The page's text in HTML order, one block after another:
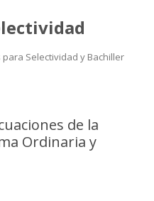
Selectividad y Bachiller
de la
Ordinaria y